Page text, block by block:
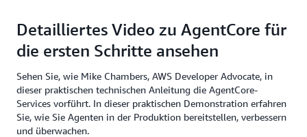
Detailliertes Video zu AgentCore für
die ersten Schritte ansehen
Sehen Sie, wie Mike Chambers, AWS Developer Advocate, in
dieser praktischen technischen Anleitung die AgentCore-
Services vorführt. In dieser praktischen Demonstration erfahren
Sie, wie Sie Agenten in der Produktion bereitstellen, verbessern
und überwachen.